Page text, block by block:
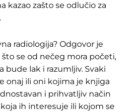
kazao zašto se odlučio za
radiologija? Odgovor je
se od nečeg mora početi,
bude lak i razumljiv. Svaki
onaj ili oni kojima je knjiga
i prihvatljiv način
ih interesuje ili kojom se